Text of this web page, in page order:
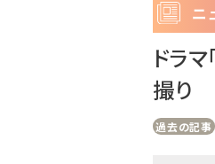
ニ
ドラ
撮り
過去の記事